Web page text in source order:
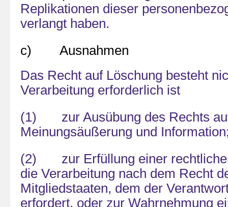
Replikationen dieser
verlangt haben.
c) Ausnahmen
Das Recht auf Löschung besteht
Verarbeitung erforderlich ist
(1) zur Ausübung des Rechts
Meinungsäußerung und
(2) zur Erfüllung einer
die Verarbeitung nach dem Recht
Mitgliedstaaten, dem der
erfordert, oder zur Wahrnehmung